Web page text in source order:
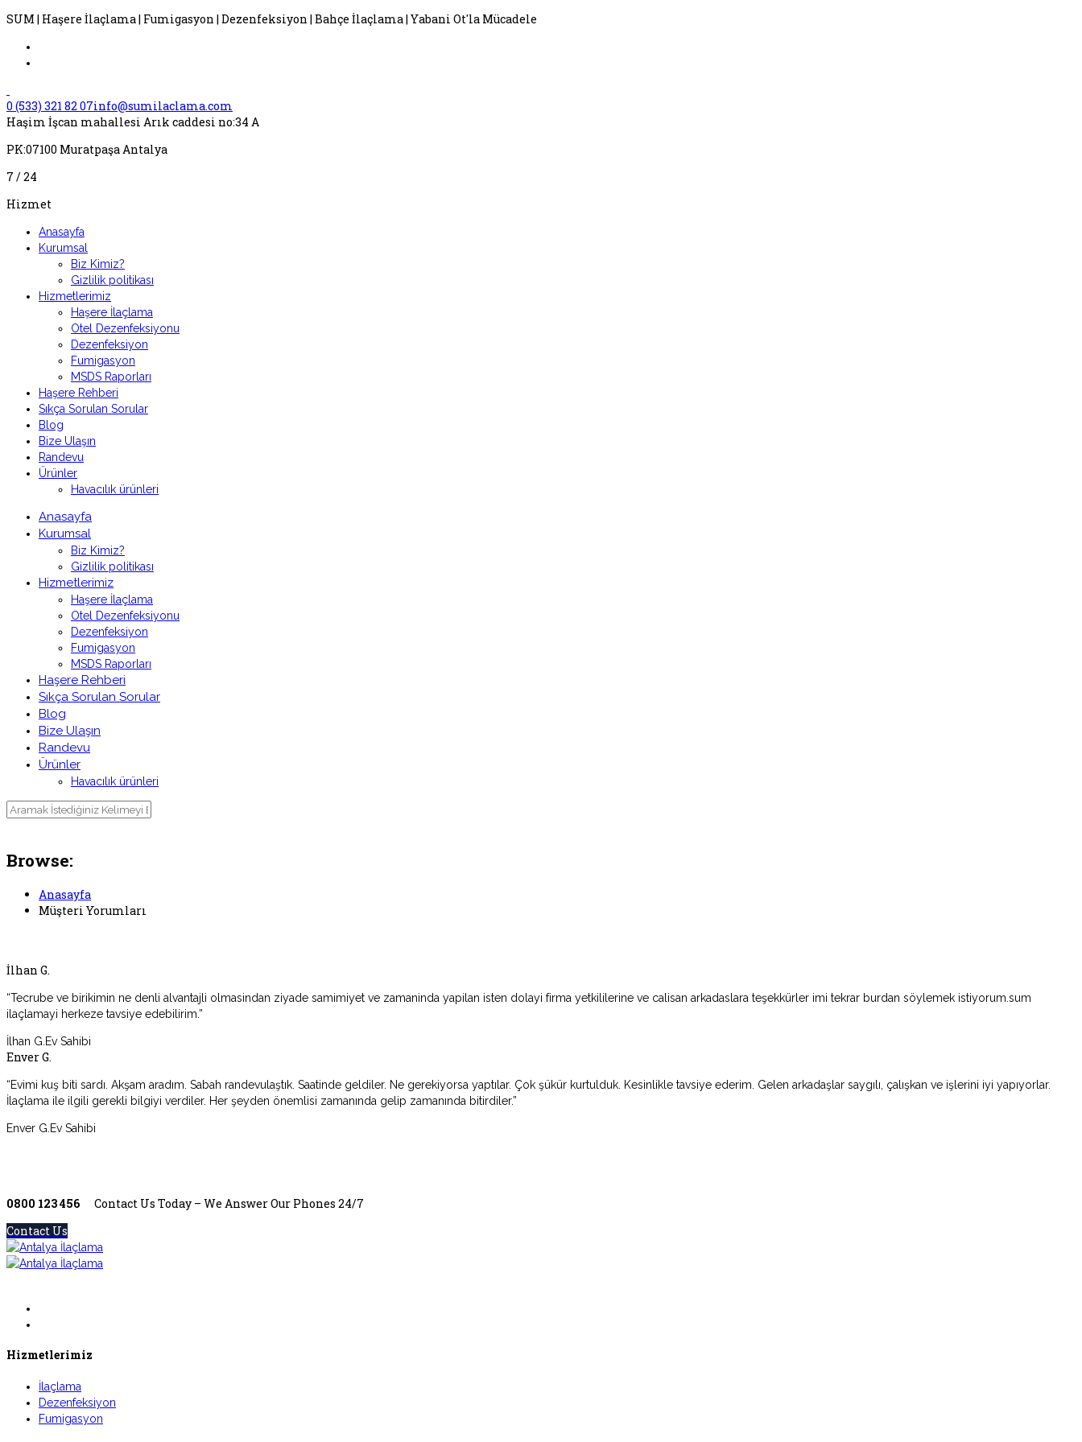
SUM | Haşere İlaçlama | Fumigasyon | Dezenfeksiyon | Bahçe İlaçlama | Yabani Ot'la Mücadele
0 (533) 321 82 07info@sumilaclama.com
Haşim İşcan mahallesi Arık caddesi no:34 A
PK:07100 Muratpaşa Antalya
7 / 24
Hizmet
Anasayfa
Kurumsal
Biz Kimiz?
Gizlilik politikası
Hizmetlerimiz
Haşere İlaçlama
Otel Dezenfeksiyonu
Dezenfeksiyon
Fumigasyon
MSDS Raporları
Haşere Rehberi
Sıkça Sorulan Sorular
Blog
Bize Ulaşın
Randevu
Ürünler
Havacılık ürünleri
Anasayfa
Kurumsal
Biz Kimiz?
Gizlilik politikası
Hizmetlerimiz
Haşere İlaçlama
Otel Dezenfeksiyonu
Dezenfeksiyon
Fumigasyon
MSDS Raporları
Haşere Rehberi
Sıkça Sorulan Sorular
Blog
Bize Ulaşın
Randevu
Ürünler
Havacılık ürünleri
Browse:
Anasayfa
Müşteri Yorumları
İlhan G.
“Tecrube ve birikimin ne denli alvantajli olmasindan ziyade samimiyet ve zamaninda yapilan isten dolayi firma yetkililerine ve calisan arkadaslara teşekkürler imi tekrar burdan söylemek istiyorum.sum
ilaçlamayi herkeze tavsiye edebilirim.”
İlhan G. Ev Sahibi
Enver G.
“Evimi kuş biti sardı. Akşam aradım. Sabah randevulaştık. Saatinde geldiler. Ne gerekiyorsa yaptılar. Çok şükür kurtulduk. Kesinlikle tavsiye ederim. Gelen arkadaşlar saygılı, çalışkan ve işlerini iyi yapıyorlar.
İlaçlama ile ilgili gerekli bilgiyi verdiler. Her şeyden önemlisi zamanında gelip zamanında bitirdiler.”
Enver G. Ev Sahibi
0800 123 456
Contact Us Today – We Answer Our Phones 24/7
Contact Us
Hizmetlerimiz
İlaçlama
Dezenfeksiyon
Fumigasyon